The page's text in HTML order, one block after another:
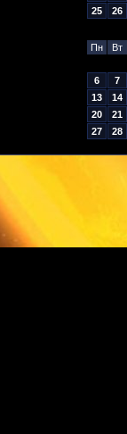
25
26
Пн
Вт
6
7
13
14
20
21
27
28